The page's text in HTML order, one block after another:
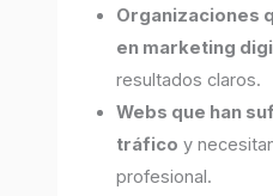
Organizaciones
en marketing
resultados claros.
Webs que han
tráfico y
profesional.